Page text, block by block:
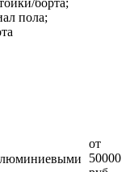
пола;
от
50000